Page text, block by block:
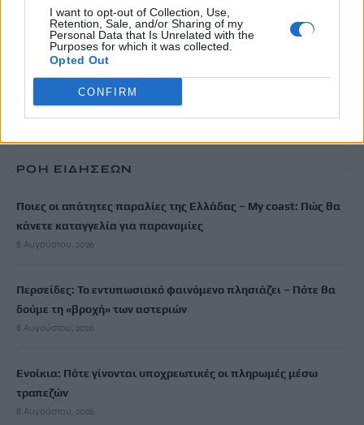
I want to opt-out of Collection, Use,
Retention, Sale, and/or Sharing of my
Personal Data that Is Unrelated with the
Purposes for which it was collected.
Opted Out
CONFIRM
9 Ιουλίου, 2026
Μην χάνεις είδηση. Βάλε το
Google
ΠΡΟΣΘΕΣΕ ΤΟCRETA24
ΡΟΗ ΕΙΔΗΣΕΩΝ
Ποιες οι απάτητες παραλίες της Ελλάδας – My coast: Πώς θα
κάνετε καταγγελία για παρανομίες
8 Αυγούστου, 2026
Περσείδες: Το εντυπωσιακό φαινόμενο πλησιάζει – Πότε θα
δούμε τη «βροχή» των αστεριών
8 Αυγούστου, 2026
Ενοίκια: Πότε γίνονται υποχρεωτικές οι πληρωμές μέσω
τραπεζών
8 Αυγούστου, 2026